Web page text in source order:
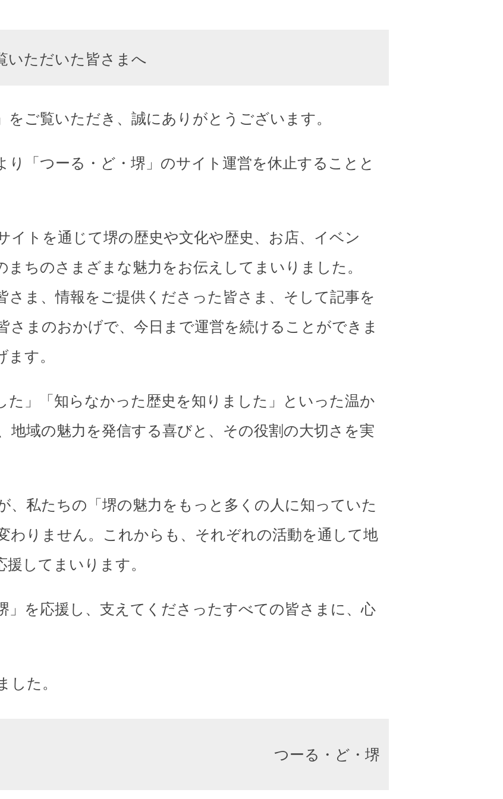
いただいた皆さまへ
をご覧いただき、誠にありがとうございます。
り「つーる・ど・堺」のサイト運営を休止することと
イトを通じて堺の歴史や文化や歴史、お店、イベン
まちのさまざまな魅力をお伝えしてまいりました。
さま、情報をご提供くださった皆さま、そして記事を
さまのおかげで、今日まで運営を続けることができま
す。
た」「知らなかった歴史を知りました」といった温か
地域の魅力を発信する喜びと、その役割の大切さを実
、私たちの「堺の魅力をもっと多くの人に知っていた
わりません。これからも、それぞれの活動を通して地
してまいります。
」を応援し、支えてくださったすべての皆さまに、心
した。
つーる・ど・堺